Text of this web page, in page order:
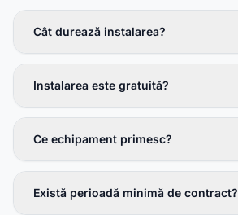
Cât durează instalarea?
Instalarea este gratuită?
Ce echipament primesc?
Există perioadă minimă de contract?